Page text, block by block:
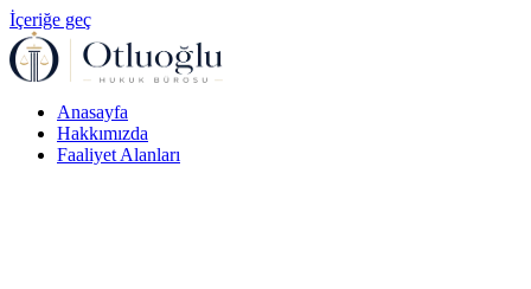
İçeriğe geç
Anasayfa
Hakkımızda
Faaliyet Alanları